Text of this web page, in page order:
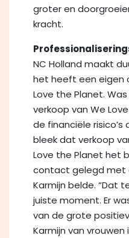
groter en
kracht.
NC Holland maakt
het heeft een eigen
Love the Planet.
verkoop van We
de financiële risico’s
bleek dat verkoop
Love the Planet het
contact gelegd met
Karmijn belde. “Dat
juiste moment. Er
van de grote
Karmijn van